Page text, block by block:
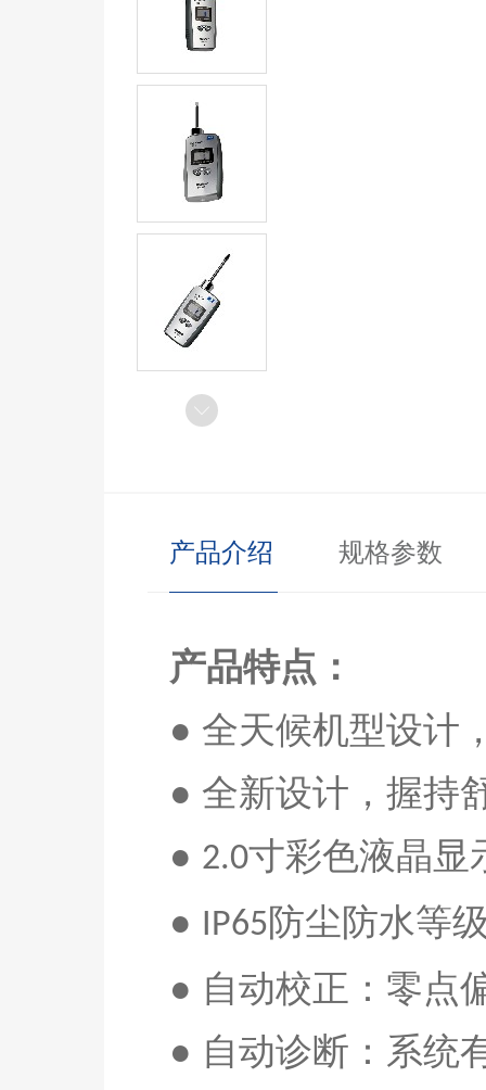
产品介绍 规格参数
产品特点：
● 全天候机型设计
● 全新设计，握持
● 2.0寸彩色液晶显
● IP65防尘防水等
● 自动校正：零点
● 自动诊断：系统